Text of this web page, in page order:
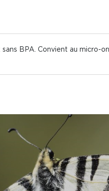
BPA. Convient au micro-